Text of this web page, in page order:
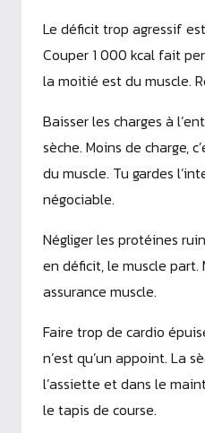
Le déficit trop agressif
Couper 1 000 kcal fait
la moitié est du muscle.
Baisser les charges à
sèche. Moins de charge,
du muscle. Tu gardes
négociable.
Négliger les protéines
en déficit, le muscle part.
assurance muscle.
Faire trop de cardio
n’est qu’un appoint. La
l’assiette et dans le
le tapis de course.